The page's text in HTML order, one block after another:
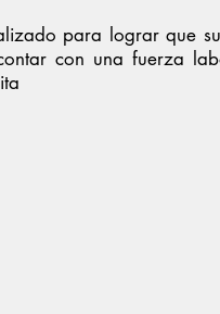
para lograr que
con una fuerza